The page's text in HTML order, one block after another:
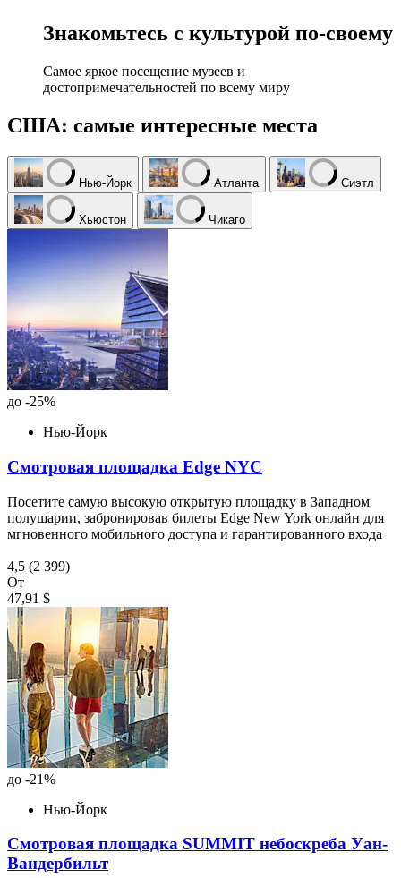
Знакомьтесь с культурой по-своему
Самое яркое посещение музеев и
достопримечательностей по всему миру
США: самые интересные места
Нью-Йорк Атланта Сиэтл
Хьюстон Чикаго
до -25%
Нью-Йорк
Смотровая площадка Edge NYC
Посетите самую высокую открытую площадку в Западном
полушарии, забронировав билеты Edge New York онлайн для
мгновенного мобильного доступа и гарантированного входа
4,5 (2 399)
От
47,91 $
до -21%
Нью-Йорк
Смотровая площадка SUMMIT небоскреба Уан-
Вандербильт